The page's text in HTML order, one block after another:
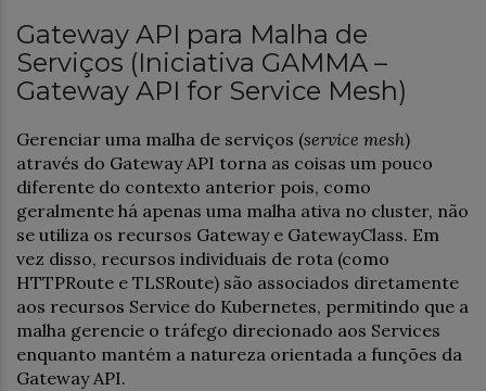
Gateway API para Malha de
Serviços (Iniciativa GAMMA –
Gateway API for Service Mesh)
Gerenciar uma malha de serviços (service mesh)
através do Gateway API torna as coisas um pouco
diferente do contexto anterior pois, como
geralmente há apenas uma malha ativa no cluster, não
se utiliza os recursos Gateway e GatewayClass. Em
vez disso, recursos individuais de rota (como
HTTPRoute e TLSRoute) são associados diretamente
aos recursos Service do Kubernetes, permitindo que a
malha gerencie o tráfego direcionado aos Services
enquanto mantém a natureza orientada a funções da
Gateway API.